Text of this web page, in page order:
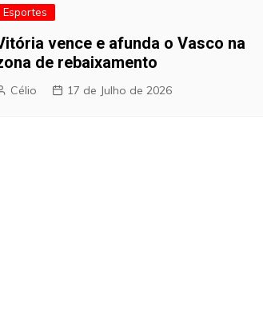
Esportes
vence e afunda o Vasco na
de rebaixamento
Célio 17 de Julho de 2026